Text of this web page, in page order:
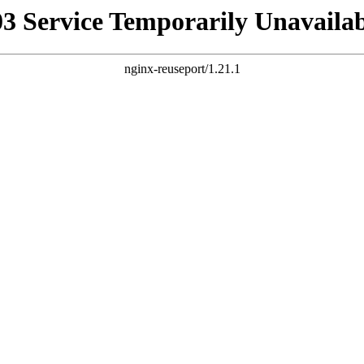
Service Temporarily
nginx-reuseport/1.21.1